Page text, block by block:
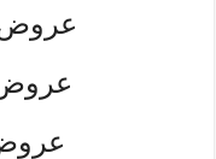
عروض
عروض